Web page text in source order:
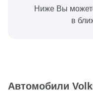
Ниже Вы
в
Автомобили